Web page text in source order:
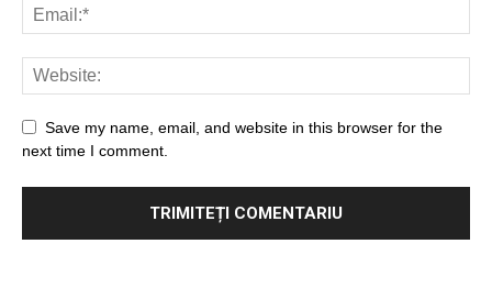
Save my name, email, and website in this browser for the
next time I comment.